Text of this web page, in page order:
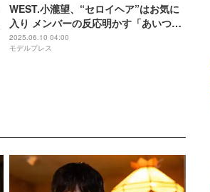
WEST.小瀧望、“セロイヘア”はお気に
入り メンバーの反応明かす「あいつ寄
ってきてるんですよ」【梨泰院クラ
ス】
2025.06.10 04:00
モデルプレス